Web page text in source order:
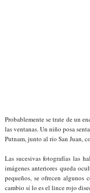
Probablemente se trate de un
las ventanas. Un niño posa
Putnam, junto al río San Juan,
Las sucesivas fotografías las
imágenes anteriores queda
pequeños, se ofrecen
cambio sí lo es el lince rojo